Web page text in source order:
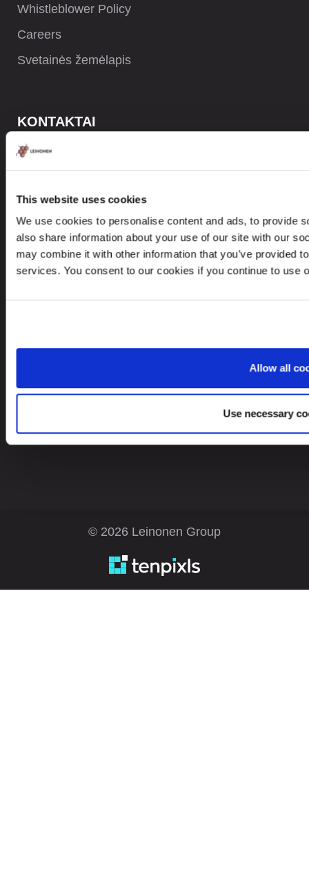
This website uses cookies
We use cookies to personalise content and ads, to provide
also share information about your use of our site with our
may combine it with other information that you’ve provided
services. You consent to our cookies if you continue to use
Allow all
Use necessary
Whistleblower Policy
Careers
Svetainės žemėlapis
KONTAKTAI
+370 5237 5040
Asmens duomenų saugos pažeidimo atveju susisiekite:
dataprotection@leinonen.eu
Leinonen UAB
V. Gerulaičio gatvė 10-101, Vilnius 08200,
LT
© 2026 Leinonen Group